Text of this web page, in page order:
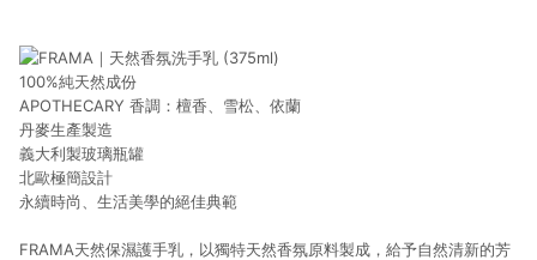
100%純天然成份
APOTHECARY 香調：檀香、雪松、依蘭
丹麥生產製造
義大利製玻璃瓶罐
北歐極簡設計
永續時尚、生活美學的絕佳典範
FRAMA天然保濕護手乳，以獨特天然香氛原料製成，給予自然清新的芳